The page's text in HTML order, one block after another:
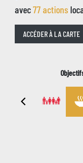
avec77actions
ACCÉDER À LA CARTE